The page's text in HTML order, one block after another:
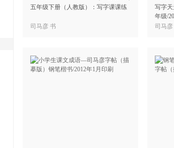
五年级下册（人教版）：写字课课练
司马彦 书
写字
年级/
司马彦